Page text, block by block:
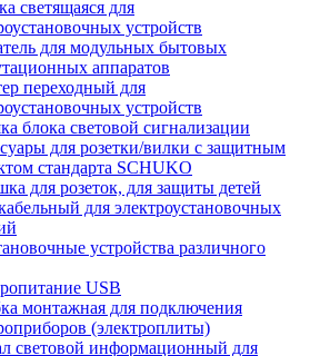
светящаяся для
устройств
для модульных бытовых
аппаратов
переходный для
устройств
блока световой сигнализации
для розетки/вилки с защитным
стандарта SCHUKO
для розеток, для защиты детей
для электроустановочных
устройства различного
USB
монтажная для подключения
(электроплиты)
световой информационный для